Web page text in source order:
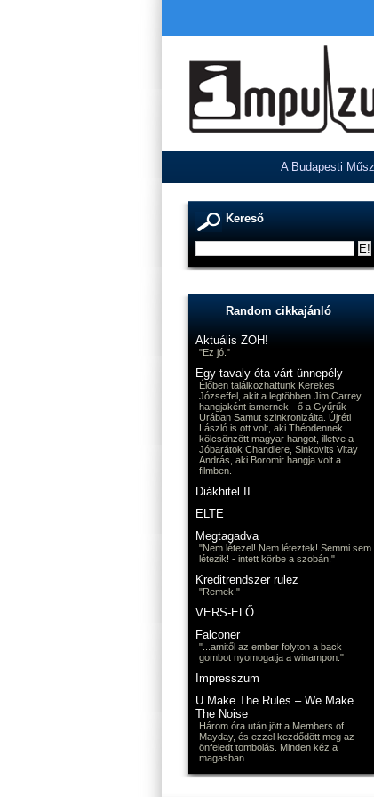
A Budapesti
Kereső
Random cikkajánló
Aktuális ZOH!
"Ez jó."
Egy tavaly óta várt ünnepély
Élőben találkozhattunk Kerekes
Józseffel, akit a legtöbben Jim Carrey
hangjaként ismernek - ő a Gyűrűk
Urában Samut szinkronizálta. Újréti
László is ott volt, aki Théodennek
kölcsönzött magyar hangot, illetve a
Jóbarátok Chandlere, Sinkovits Vitay
András, aki Boromir hangja volt a
filmben.
Diákhitel II.
ELTE
Megtagadva
"Nem létezel! Nem léteztek! Semmi sem
létezik! - intett körbe a szobán."
Kreditrendszer rulez
"Remek."
VERS-ELŐ
Falconer
"...amitől az ember folyton a back
gombot nyomogatja a winampon."
Impresszum
U Make The Rules – We Make
The Noise
Három óra után jött a Members of
Mayday, és ezzel kezdődött meg az
önfeledt tombolás. Minden kéz a
magasban.